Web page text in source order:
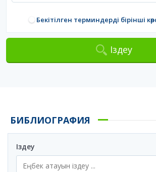
Бекітілген терминдерді бірінші
Іздеу
БИБЛИОГРАФИЯ
Іздеу